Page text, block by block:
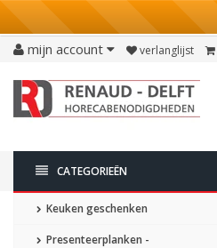
mijn account verlanglijst
CATEGORIEËN
Keuken geschenken
Presenteerplanken -